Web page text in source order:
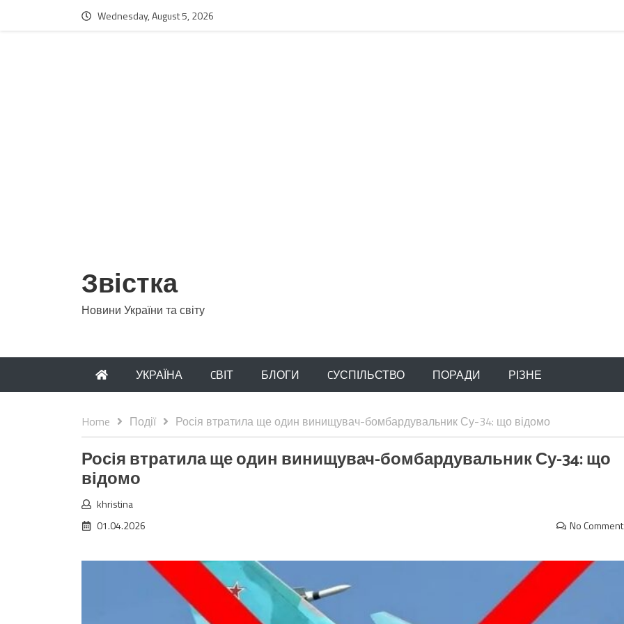
Wednesday, August 5, 2026
Звістка
Новини України та світу
УКРАЇНА CВІТ БЛОГИ CУСПІЛЬСТВО ПОРАДИ РІЗНЕ
Home Події Росія втратила ще один винищувач-бомбардувальник Су-34: що відомо
Росія втратила ще один винищувач-бомбардувальник Су-34: що
відомо
khristina
01.04.2026
No